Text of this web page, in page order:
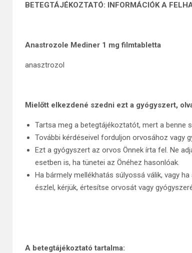
BETEGTÁJÉKOZTATÓ: INFORMÁCIÓK A
Anastrozole Mediner 1 mg filmtabletta
anasztrozol
Mielőtt elkezdené szedni ezt a gyógyszert,
Tartsa meg a betegtájékoztatót, mert a benne
További kérdéseivel forduljon orvosához vagy
Ezt a gyógyszert az orvos Önnek írta fel. Ne
esetben is, ha tünetei az Önéhez hasonlóak.
Ha bármely mellékhatás súlyossá válik, vagy
észlel, kérjük, értesítse orvosát vagy
A betegtájékoztató tartalma: